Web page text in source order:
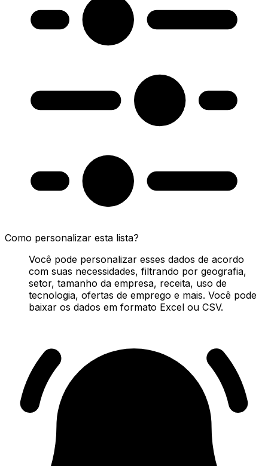
Como personalizar esta lista?
Você pode personalizar esses dados de acordo
com suas necessidades, filtrando por geografia,
setor, tamanho da empresa, receita, uso de
tecnologia, ofertas de emprego e mais. Você pode
baixar os dados em formato Excel ou CSV.